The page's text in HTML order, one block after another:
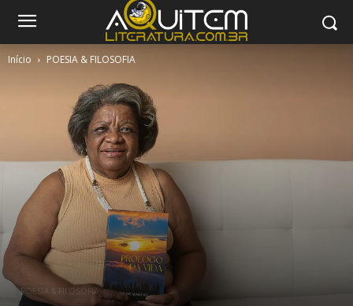
Início POESIA & FILOSOFIA
POESIA & FILOSOFIA